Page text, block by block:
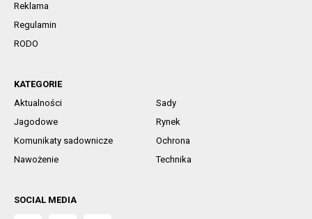
Reklama
Regulamin
RODO
KATEGORIE
Aktualności
Sady
Jagodowe
Rynek
Komunikaty sadownicze
Ochrona
Nawożenie
Technika
SOCIAL MEDIA